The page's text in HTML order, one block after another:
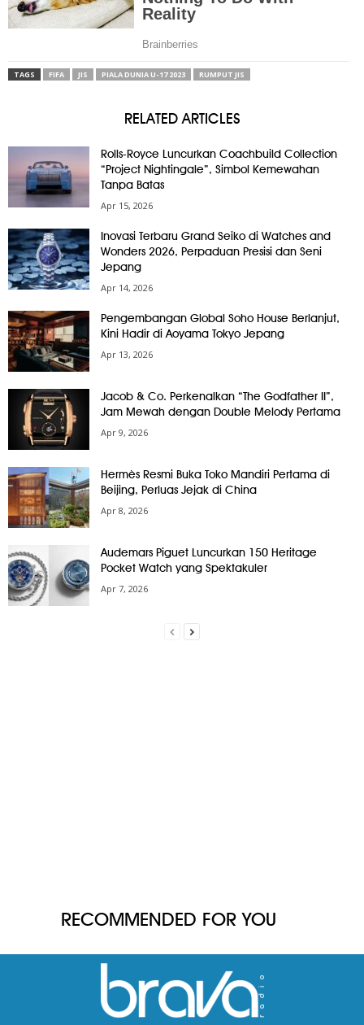
TAGS FIFA JIS PIALA DUNIA U-17 2023 RUMPUT JIS
RELATED ARTICLES
Rolls-Royce Luncurkan Coachbuild Collection
“Project Nightingale”, Simbol Kemewahan
Tanpa Batas
Apr 15, 2026
Inovasi Terbaru Grand Seiko di Watches and
Wonders 2026, Perpaduan Presisi dan Seni
Jepang
Apr 14, 2026
Pengembangan Global Soho House Berlanjut,
Kini Hadir di Aoyama Tokyo Jepang
Apr 13, 2026
Jacob & Co. Perkenalkan “The Godfather II”,
Jam Mewah dengan Double Melody Pertama
Apr 9, 2026
Hermès Resmi Buka Toko Mandiri Pertama di
Beijing, Perluas Jejak di China
Apr 8, 2026
Audemars Piguet Luncurkan 150 Heritage
Pocket Watch yang Spektakuler
Apr 7, 2026
RECOMMENDED FOR YOU